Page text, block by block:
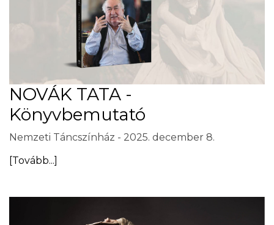
NOVÁK TATA -
Könyvbemutató
Nemzeti Táncszínház - 2025. december 8.
[Tovább...]